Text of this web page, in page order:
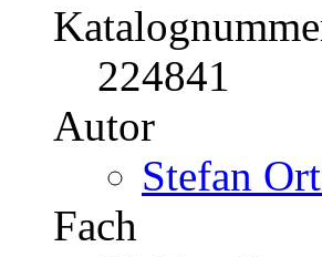
224841
Autor
Stefan
Fach